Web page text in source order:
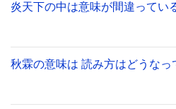
炎天下の中は意味が間違ってい
秋霖の意味は 読み方はどうなっ